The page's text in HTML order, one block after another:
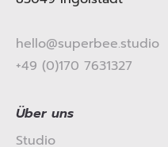
hello@superbee.studio
+49 (0)170 7631327
Über uns
Studio